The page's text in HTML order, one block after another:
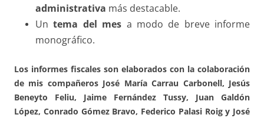
administrativa más destacable.
Untema del mes a modo de breve informe
monográfico.
Los informes fiscales son elaborados con la colaboración
de mis compañeros José María Carrau Carbonell, Jesús
Beneyto Feliu, Jaime Fernández Tussy, Juan Galdón
López, Conrado Gómez Bravo, Federico Palasi Roig y José